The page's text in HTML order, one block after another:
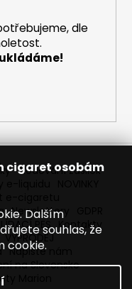
cigaret osobám
Dalším
souhlas, že
cookie.
dle
Sledování zásilek
Newslettery
PES
Kontakty
VÝPRODEJ
Napište nám
na Slovensko
Marion